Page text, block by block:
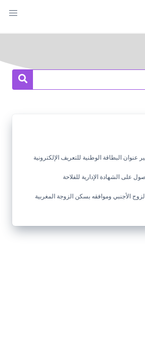
عنوان البطاقة الوطنية للتعريف الإلكترونية
على الشهادة الإدارية للفلاحة
الأجنبي وموافقه بسكن الزوجة المغربية